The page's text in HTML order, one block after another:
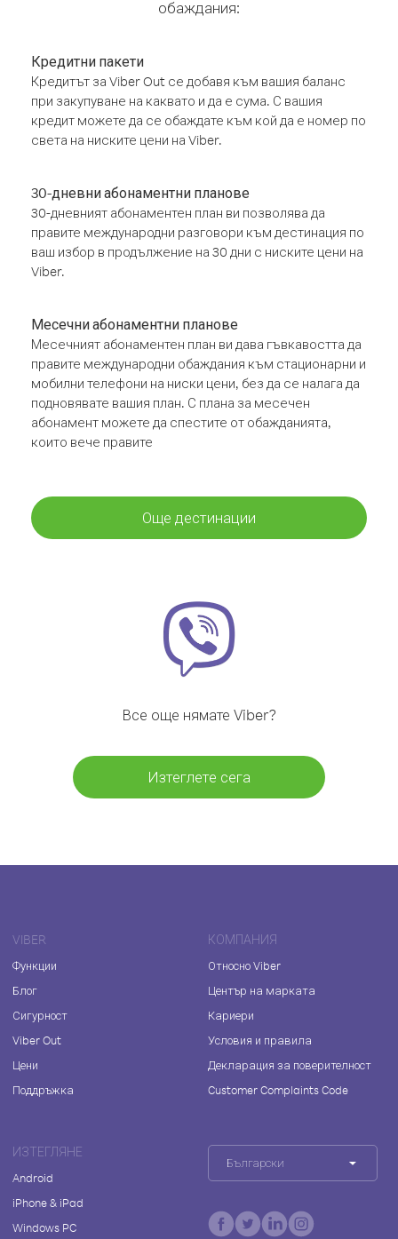
обаждания:
Кредитни пакети
Кредитът за Viber Out се добавя към вашия баланс
при закупуване на каквато и да е сума. С вашия
кредит можете да се обаждате към кой да е номер по
света на ниските цени на Viber.
30-дневни абонаментни планове
30-дневният абонаментен план ви позволява да
правите международни разговори към дестинация по
ваш избор в продължение на 30 дни с ниските цени на
Viber.
Месечни абонаментни планове
Месечният абонаментен план ви дава гъвкавостта да
правите международни обаждания към стационарни и
мобилни телефони на ниски цени, без да се налага да
подновявате вашия план. С плана за месечен
абонамент можете да спестите от обажданията,
които вече правите
Още дестинации
Все още нямате Viber?
Изтеглете сега
VIBER
Функции
Блог
Сигурност
Viber Out
Цени
Поддръжка
КОМПАНИЯ
Относно Viber
Център на марката
Кариери
Условия и правила
Декларация за поверителност
Customer Complaints Code
ИЗТЕГЛЯНЕ
Android
iPhone & iPad
Windows PC
Български